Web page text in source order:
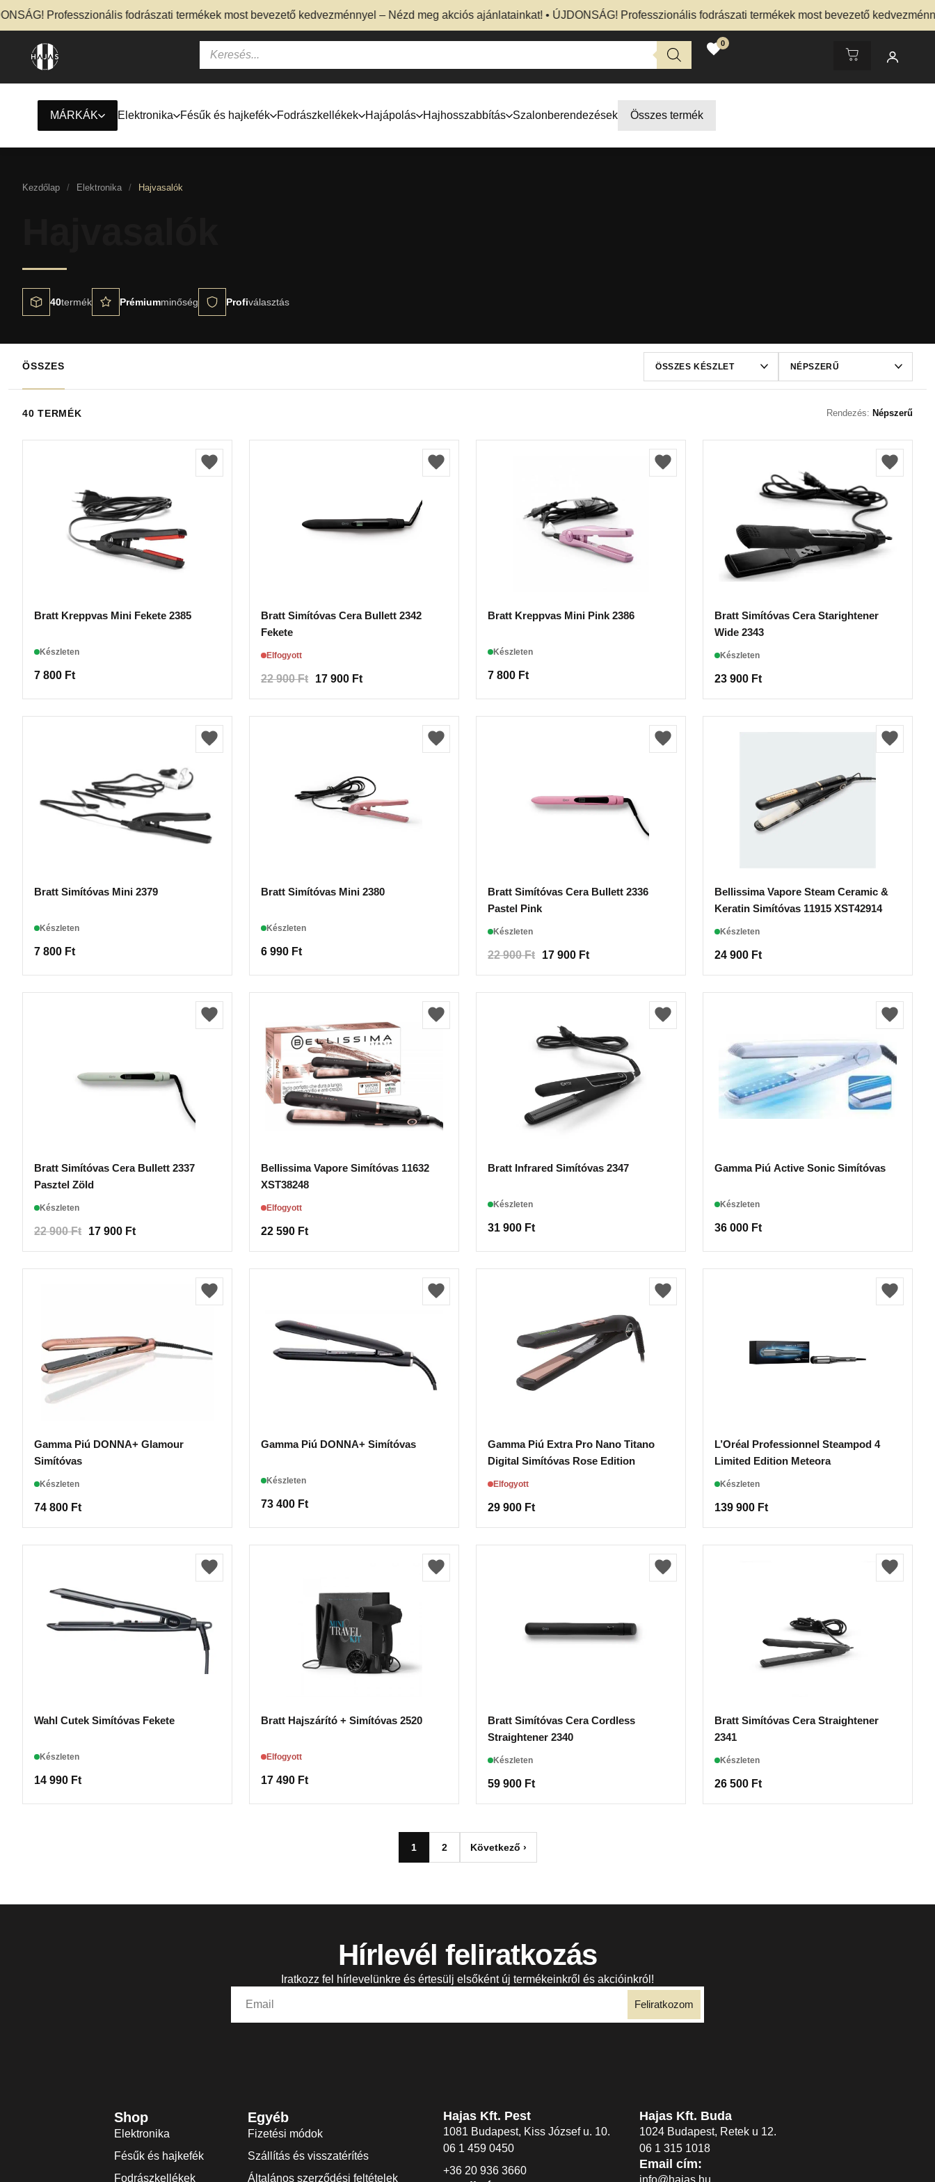
Professzionális fodrászati termékek most bevezető kedvezménnyel – Nézd meg akciós ajánlatainkat! • ÚJDONSÁG! Professzionális fodrászati termékek most bevezető kedvezménnyel
0
MÁRKÁK Elektronika Fésűk és hajkefék Fodrászkellékek Hajápolás Hajhosszabbítás Szalonberendezések Összes termék
Kezdőlap / Elektronika / Hajvasalók
40termék Prémiumminőség Profiválasztás
ÖSSZES
40 TERMÉK Rendezés: Népszerű
Bratt Kreppvas Mini Fekete 2385
Készleten
7 800 Ft
Bratt Simítóvas Cera Bullett 2342
Fekete
Elfogyott
22 900Ft 17 900 Ft
Bratt Kreppvas Mini Pink 2386
Készleten
7 800 Ft
Bratt Simítóvas Cera Starightener
Wide 2343
Készleten
23 900 Ft
Bratt Simítóvas Mini 2379
Készleten
7 800 Ft
Bratt Simítóvas Mini 2380
Készleten
6 990 Ft
Bratt Simítóvas Cera Bullett 2336
Pastel Pink
Készleten
22 900Ft 17 900 Ft
Bellissima Vapore Steam Ceramic &
Keratin Simítóvas 11915 XST42914
Készleten
24 900 Ft
Bratt Simítóvas Cera Bullett 2337
Pasztel Zöld
Készleten
22 900Ft 17 900 Ft
Bellissima Vapore Simítóvas 11632
XST38248
Elfogyott
22 590 Ft
Bratt Infrared Simítóvas 2347
Készleten
31 900 Ft
Gamma Piú Active Sonic Simítóvas
Készleten
36 000 Ft
Gamma Piú DONNA+ Glamour
Simítóvas
Készleten
74 800 Ft
Gamma Piú DONNA+ Simítóvas
Készleten
73 400 Ft
Gamma Piú Extra Pro Nano Titano
Digital Simítóvas Rose Edition
Elfogyott
29 900 Ft
L’Oréal Professionnel Steampod 4
Limited Edition Meteora
Készleten
139 900 Ft
Wahl Cutek Simítóvas Fekete
Készleten
14 990 Ft
Bratt Hajszárító + Simítóvas 2520
Elfogyott
17 490 Ft
Bratt Simítóvas Cera Cordless
Straightener 2340
Készleten
59 900 Ft
Bratt Simítóvas Cera Straightener
2341
Készleten
26 500 Ft
1 2 Következő ›
Hírlevél feliratkozás
Iratkozz fel hírlevelünkre és értesülj elsőként új termékeinkről és akcióinkról!
Feliratkozom
Shop
Elektronika
Fésűk és hajkefék
Fodrászkellékek
Egyéb
Fizetési módok
Szállítás és visszatérítés
Általános szerződési feltételek
Hajas Kft. Pest
1081 Budapest, Kiss József u. 10.
06 1 459 0450
+36 20 936 3660
Hajas Kft. Buda
1024 Budapest, Retek u 12.
06 1 315 1018
Email cím: